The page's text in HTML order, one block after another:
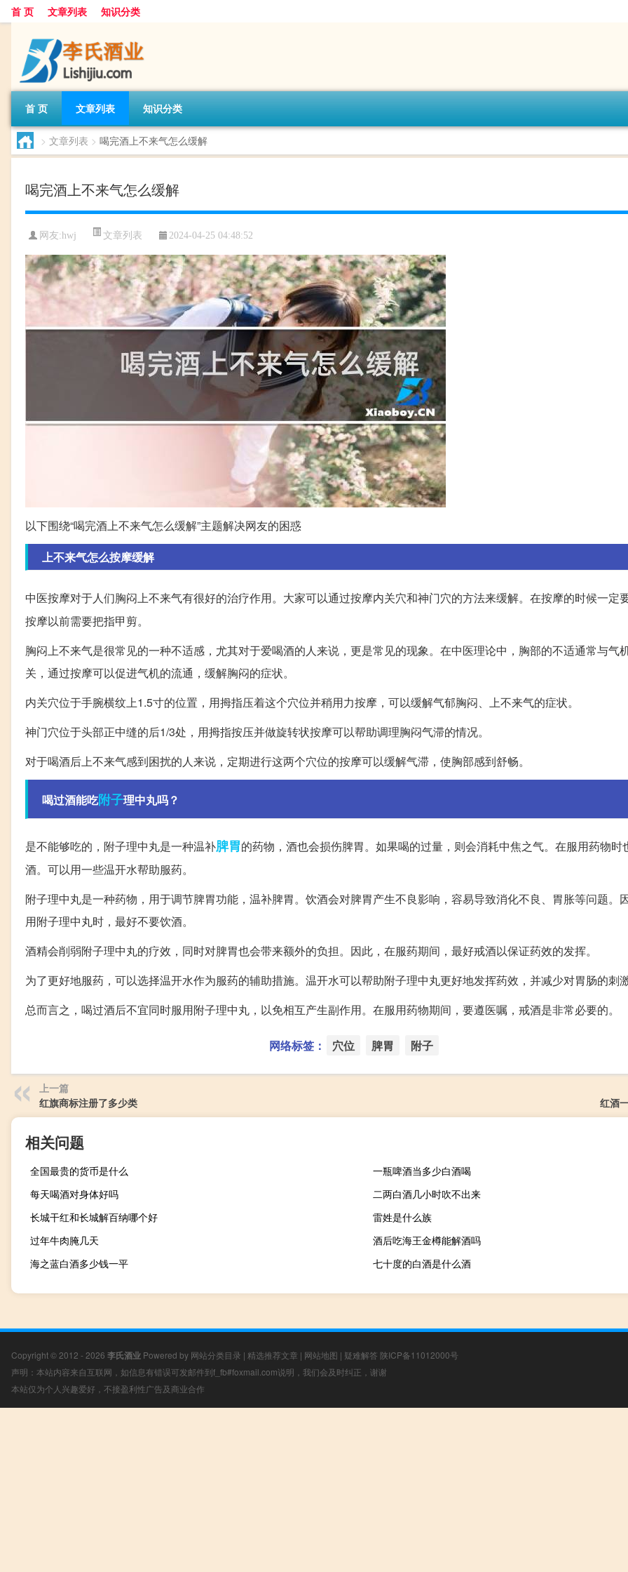
首 页 文章列表 知识分类
首 页 文章列表 知识分类
> 文章列表 > 喝完酒上不来气怎么缓解
喝完酒上不来气怎么缓解
网友:hwj 文章列表 2024-04-25 04:48:52
以下围绕“喝完酒上不来气怎么缓解”主题解决网友的困惑
上不来气怎么按摩缓解
中医按摩对于人们胸闷上不来气有很好的治疗作用。大家可以通过按摩内关穴和神门穴的方法来缓解。在按摩的时候一定
按摩以前需要把指甲剪。
胸闷上不来气是很常见的一种不适感，尤其对于爱喝酒的人来说，更是常见的现象。在中医理论中，胸部的不适通常与气
关，通过按摩可以促进气机的流通，缓解胸闷的症状。
内关穴位于手腕横纹上1.5寸的位置，用拇指压着这个穴位并稍用力按摩，可以缓解气郁胸闷、上不来气的症状。
神门穴位于头部正中缝的后1/3处，用拇指按压并做旋转状按摩可以帮助调理胸闷气滞的情况。
对于喝酒后上不来气感到困扰的人来说，定期进行这两个穴位的按摩可以缓解气滞，使胸部感到舒畅。
喝过酒能吃附子理中丸吗？
是不能够吃的，附子理中丸是一种温补脾胃的药物，酒也会损伤脾胃。如果喝的过量，则会消耗中焦之气。在服用药物时
酒。可以用一些温开水帮助服药。
附子理中丸是一种药物，用于调节脾胃功能，温补脾胃。饮酒会对脾胃产生不良影响，容易导致消化不良、胃胀等问题。
用附子理中丸时，最好不要饮酒。
酒精会削弱附子理中丸的疗效，同时对脾胃也会带来额外的负担。因此，在服药期间，最好戒酒以保证药效的发挥。
为了更好地服药，可以选择温开水作为服药的辅助措施。温开水可以帮助附子理中丸更好地发挥药效，并减少对胃肠的刺
总而言之，喝过酒后不宜同时服用附子理中丸，以免相互产生副作用。在服用药物期间，要遵医嘱，戒酒是非常必要的。
网络标签： 穴位 脾胃 附子
上一篇
红旗商标注册了多少类
红酒
相关问题
全国最贵的货币是什么
一瓶啤酒当多少白酒喝
每天喝酒对身体好吗
二两白酒几小时吹不出来
长城干红和长城解百纳哪个好
雷姓是什么族
过年牛肉腌几天
酒后吃海王金樽能解酒吗
海之蓝白酒多少钱一平
七十度的白酒是什么酒
Copyright © 2012 - 2026 李氏酒业 Powered by 网站分类目录 | 精选推荐文章 | 网站地图 | 疑难解答 陕ICP备11012000号
声明：本站内容来自互联网，如信息有错误可发邮件到f_fb#foxmail.com说明，我们会及时纠正，谢谢
本站仅为个人兴趣爱好，不接盈利性广告及商业合作